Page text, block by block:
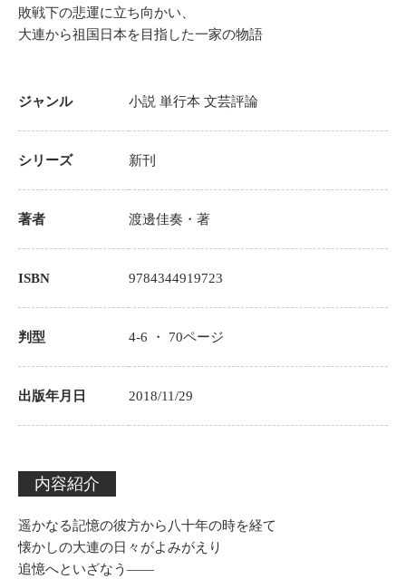
敗戦下の悲運に立ち向かい、
大連から祖国日本を目指した一家の物語
ジャンル 小説 単行本 文芸評論
シリーズ 新刊
著者 渡邊佳奏 ・著
ISBN 9784344919723
判型 4-6 ・ 70ページ
出版年月日 2018/11/29
内容紹介
遥かなる記憶の彼方から八十年の時を経て
懐かしの大連の日々がよみがえり
追憶へといざなう――